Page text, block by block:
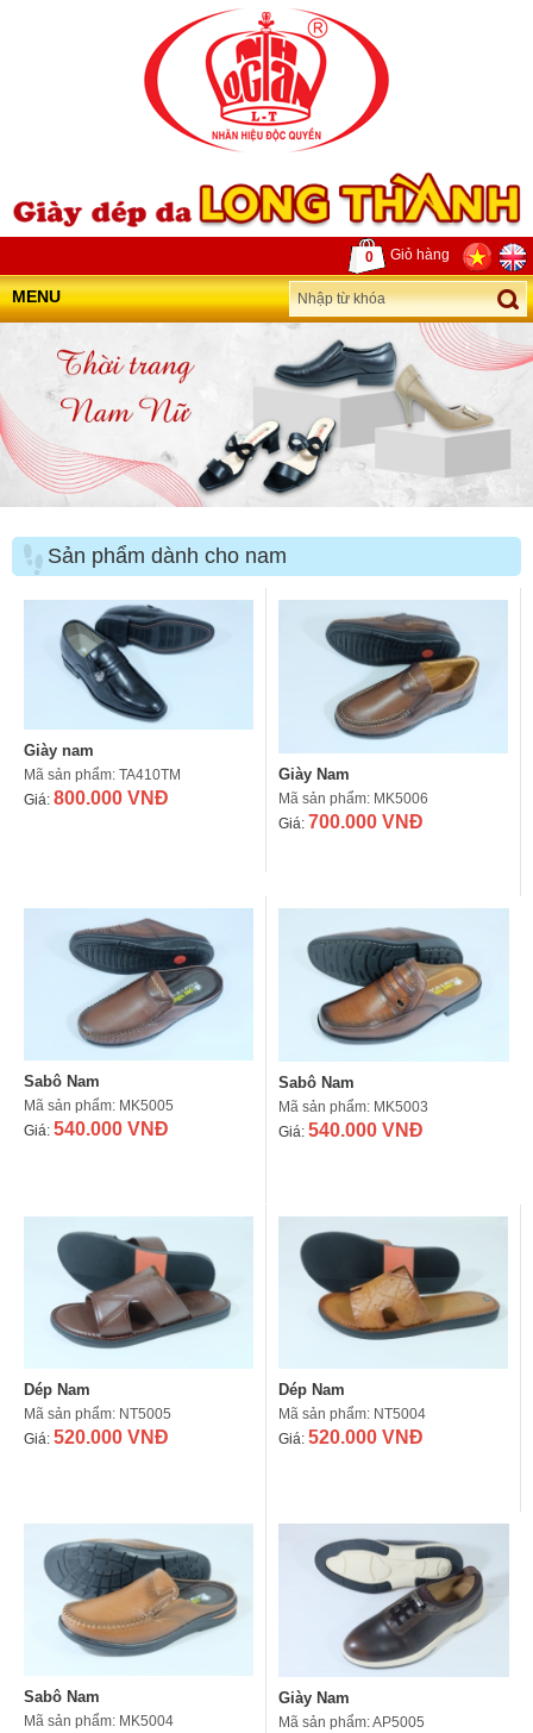
0 Giỏ hàng
MENU
Sản phẩm dành cho nam
Giày nam
Mã sản phẩm: TA410TM
Giá: 800.000 VNĐ
Giày Nam
Mã sản phẩm: MK5006
Giá: 700.000 VNĐ
Sabô Nam
Mã sản phẩm: MK5005
Giá: 540.000 VNĐ
Sabô Nam
Mã sản phẩm: MK5003
Giá: 540.000 VNĐ
Dép Nam
Mã sản phẩm: NT5005
Giá: 520.000 VNĐ
Dép Nam
Mã sản phẩm: NT5004
Giá: 520.000 VNĐ
Sabô Nam
Mã sản phẩm: MK5004
Giày Nam
Mã sản phẩm: AP5005